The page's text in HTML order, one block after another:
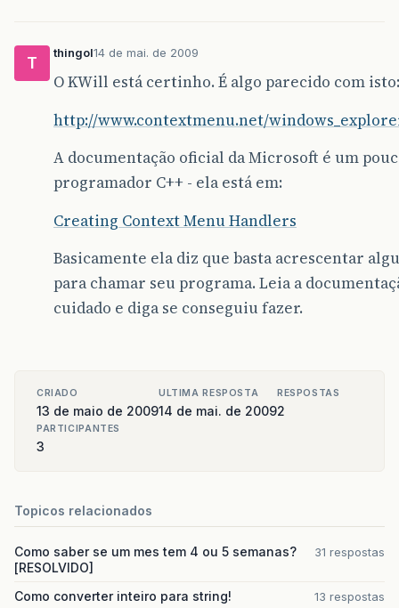
T
thingol14 de mai. de 2009
O KWill está certinho. É algo parecido com isto:
http://www.contextmenu.net/
A documentação oficial da Microsoft é um
programador C++ - ela está em:
Creating Context Menu Handlers
Basicamente ela diz que basta acrescentar
para chamar seu programa. Leia a
cuidado e diga se conseguiu fazer.
CRIADO
13 de maio de 2009
ULTIMA RESPOSTA
14 de mai. de 2009
RESPOSTAS
2
PARTICIPANTES
3
Topicos relacionados
Como saber se um mes tem 4 ou 5 semanas?
[RESOLVIDO]
31 respostas
Como converter inteiro para string! 13 respostas